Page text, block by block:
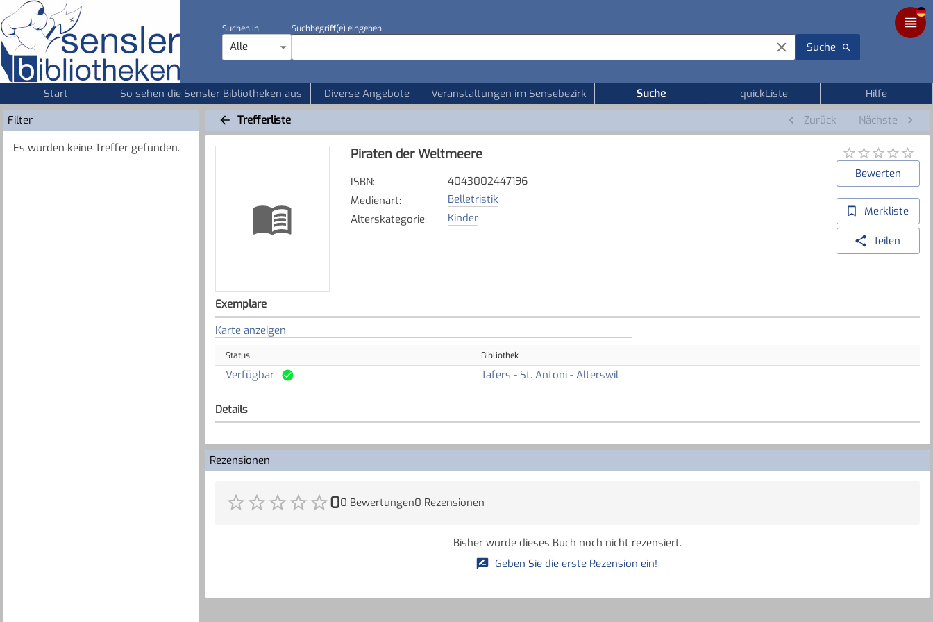
Suchen in
Alle
Suchbegriff(e) eingeben
Suche
Start So sehen die Sensler Bibliotheken aus Diverse Angebote Veranstaltungen im Sensebezirk Suche quickListe
Hilfe
Filter
Es wurden keine Treffer gefunden.
Trefferliste Zurück Nächste
Piraten der Weltmeere
ISBN:
4043002447196
Medienart:
Belletristik
Alterskategorie: Kinder
Bewerten
Merkliste
Teilen
Exemplare
Karte anzeigen
Status Bibliothek
Verfügbar Tafers - St. Antoni - Alterswil
Details
Rezensionen
00 Bewertungen0 Rezensionen
Bisher wurde dieses Buch noch nicht rezensiert.
Geben Sie die erste Rezension ein!